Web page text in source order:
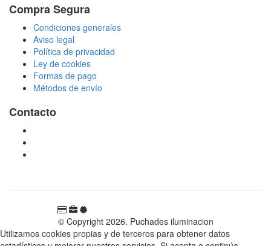
Compra Segura
Condiciones generales
Aviso legal
Política de privacidad
Ley de cookies
Formas de pago
Métodos de envío
Contacto
© Copyright 2026. Puchades iluminacion
Utilizamos cookies propias y de terceros para obtener datos